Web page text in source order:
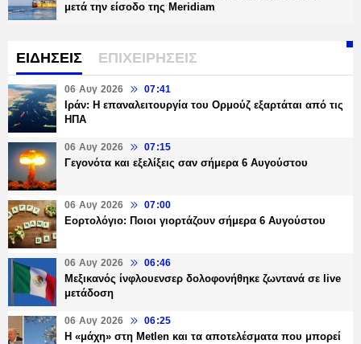
μετά την είσοδο της Meridiam
ΕΙΔΗΣΕΙΣ ΕΠΙΧΕΙΡΗΣΕΙΣ
06 Αυγ 2026 07:41
Ιράν: Η επαναλειτουργία του Ορμούζ εξαρτάται από τις
ΗΠΑ
06 Αυγ 2026 07:15
Γεγονότα και εξελίξεις σαν σήμερα 6 Αυγούστου
06 Αυγ 2026 07:00
Εορτολόγιο: Ποιοι γιορτάζουν σήμερα 6 Αυγούστου
06 Αυγ 2026 06:46
Μεξικανός ίνφλουενσερ δολοφονήθηκε ζωντανά σε live
μετάδοση
06 Αυγ 2026 06:25
H «μάχη» στη Metlen και τα αποτελέσματα που μπορεί